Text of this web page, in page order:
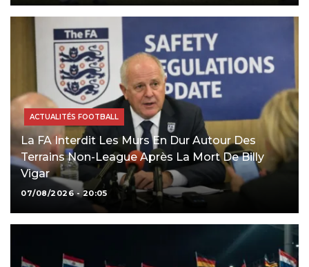
ACTUALITÉS FOOTBALL
La FA Interdit Les Murs En Dur Autour Des
Terrains Non-League Après La Mort De Billy
Vigar
07/08/2026 - 20:05